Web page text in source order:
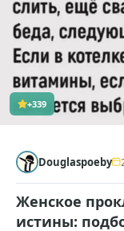
+339
Douglaspoeby
Женское
истины: